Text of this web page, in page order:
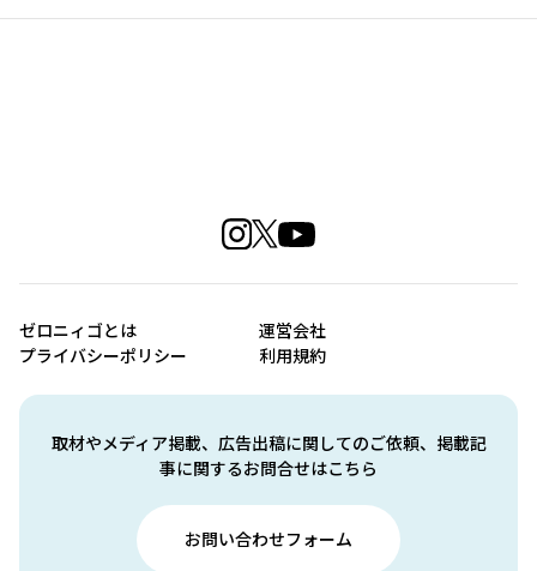
取材やメディア掲載、広告出稿に関してのご依頼、掲載記
事に関するお問合せはこちら
お問い合わせフォーム
ゼロニィゴとは
運営会社
プライバシーポリシー
利用規約